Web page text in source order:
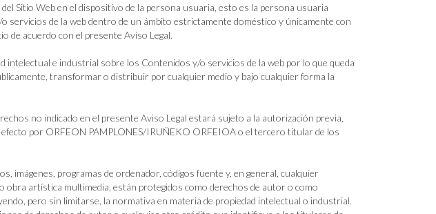
Sitio Web en el dispositivo de la persona usuaria, esto es la persona usuaria
servicios de la web dentro de un ámbito estrictamente doméstico y únicamente con
de acuerdo con el presente Aviso Legal.
intelectual e industrial sobre los Contenidos y/o servicios de la web por lo que queda
transformar o distribuir por cualquier medio y bajo cualquier forma la
no indicado en el presente Aviso Legal estará sujeto a la autorización previa,
por ORFEON PAMPLONES/IRUÑEKO ORFEIOA o el tercero titular de los
imágenes, programas de ordenador, códigos fuente y, en general, cualquier
obra artística multimedia, están protegidos como derechos de autor o como
pero sin limitarse, la normativa en materia de propiedad intelectual o industrial.